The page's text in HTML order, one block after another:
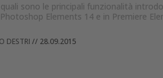
sono le principali funzionalità
Elements 14 e in Premiere
DESTRI // 28.09.2015